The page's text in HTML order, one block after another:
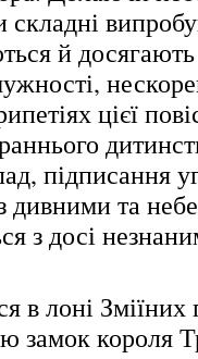
й
цієї
підписання
дивними та
з досі
в лоні Зміїних
замок короля